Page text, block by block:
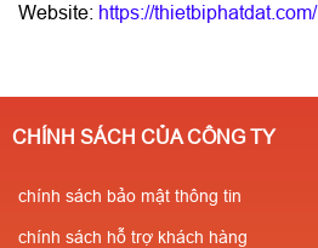
Website: https://thietbiphatdat.com/
CHÍNH SÁCH CỦA CÔNG TY
chính sách bảo mật thông tin
chính sách hỗ trợ khách hàng